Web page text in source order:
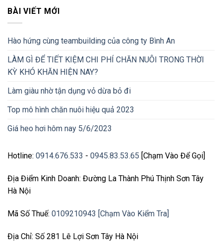
BÀI VIẾT MỚI
Hào hứng cùng teambuilding của công ty Bình An
LÀM GÌ ĐỂ TIẾT KIỆM CHI PHÍ CHĂN NUÔI TRONG THỜI
KỲ KHÓ KHĂN HIỆN NAY?
Làm giàu nhờ tận dụng vỏ dừa bỏ đi
Top mô hình chăn nuôi hiệu quả 2023
Giá heo hơi hôm nay 5/6/2023
Hotline: 0914.676.533 - 0945.83.53.65 [Chạm Vào Để Gọi]
Địa Điểm Kinh Doanh: Đường La Thành Phú Thịnh Sơn Tây
Hà Nội
Mã Số Thuế: 0109210943 [Chạm Vào Kiểm Tra]
Địa Chỉ: Số 281 Lê Lợi Sơn Tây Hà Nội